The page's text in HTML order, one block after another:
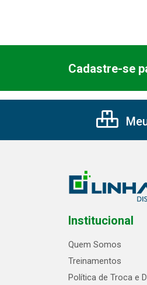
Cadastre-se
Institucional
Quem Somos
Treinamentos
Política de Troca e